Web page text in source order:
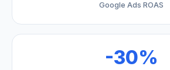
Google Ads ROAS
-30%